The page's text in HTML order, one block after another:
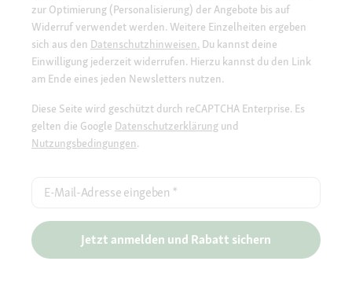
zur Optimierung (Personalisierung) der Angebote bis auf
Widerruf verwendet werden. Weitere Einzelheiten ergeben
sich aus den Datenschutzhinweisen. Du kannst deine
Einwilligung jederzeit widerrufen. Hierzu kannst du den Link
am Ende eines jeden Newsletters nutzen.
Diese Seite wird geschützt durch reCAPTCHA Enterprise. Es
gelten die Google Datenschutzerklärung und
Nutzungsbedingungen.
E-Mail-Adresse eingeben *
Jetzt anmelden und Rabatt sichern